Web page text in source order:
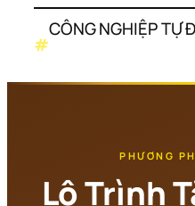
#
CÔNG NGHIỆP TỰ
PHƯƠNG